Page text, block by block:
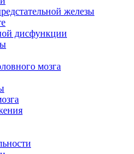
железы
дисфункции
мозга